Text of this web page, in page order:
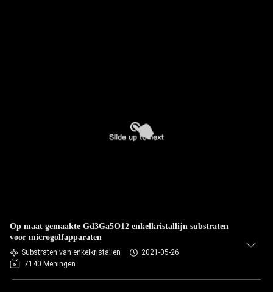
Op maat gemaakte Gd3Ga5O12 enkelkristallijn substraten
voor microgolfapparaten
Substraten van enkelkristallen
2021-05-26
7140 Meningen